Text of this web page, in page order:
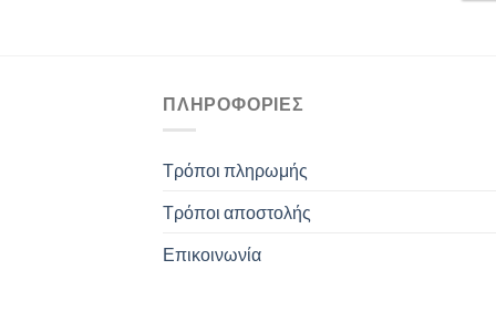
ΠΛΗΡΟΦΟΡΊΕΣ
Τρόποι πληρωμής
Τρόποι αποστολής
Επικοινωνία